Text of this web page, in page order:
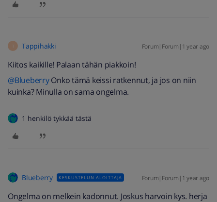
T Tappihakki Forum|Forum|1 year ago
Kiitos kaikille! Palaan tähän piakkoin!
@BlueberryOnko tämä keissi ratkennut, ja jos on niin
kuinka? Minulla on sama ongelma.
1 henkilö tykkää tästä
Blueberry KESKUSTELUN ALOITTAJA Forum|Forum|1 year ago
Ongelma on melkein kadonnut. Joskus harvoin kys. herja